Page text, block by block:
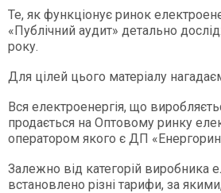
Те, як функціонує ринок
«Публічний аудит» детально
року.
Для цілей цього матеріалу
Вся електроенергія, що
продається на Оптовому ринку
оператором якого є ДП
Залежно від категорій виробника
встановлено різні тарифи, за